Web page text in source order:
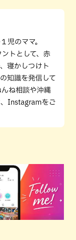
児のママ。
トとして、赤
寝かしつけト
知識を発信して
ね相談や沖縄
Instagramをご